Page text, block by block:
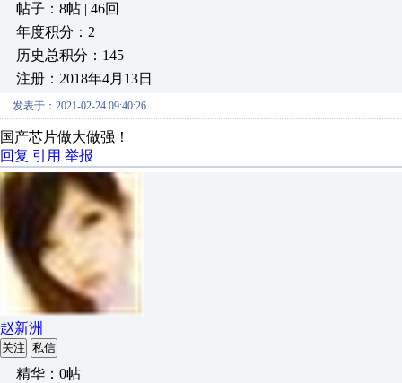
帖子：8帖 | 46回
年度积分：2
历史总积分：145
注册：2018年4月13日
发表于：2021-02-24 09:40:26
国产芯片做大做强！
回复 引用 举报
赵新洲
关注 私信
精华：0帖